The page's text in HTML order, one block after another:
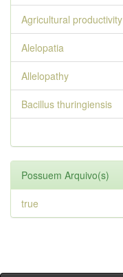
Agricultural productivity
Alelopatia
Allelopathy
Bacillus thuringiensis
Possuem Arquivo(s)
true